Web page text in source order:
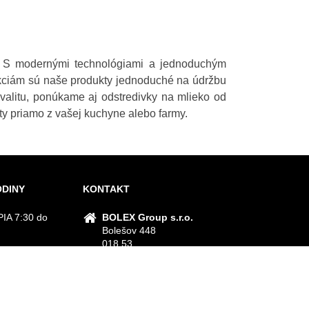
modernými technológiami a jednoduchým
sú naše produkty jednoduché na údržbu
ponúkame aj odstredivky na mlieko od
priamo z vašej kuchyne alebo farmy.
7:30 do
KONTAKT
BOLEX Group s.r.o.
Bolešov 448
018 53